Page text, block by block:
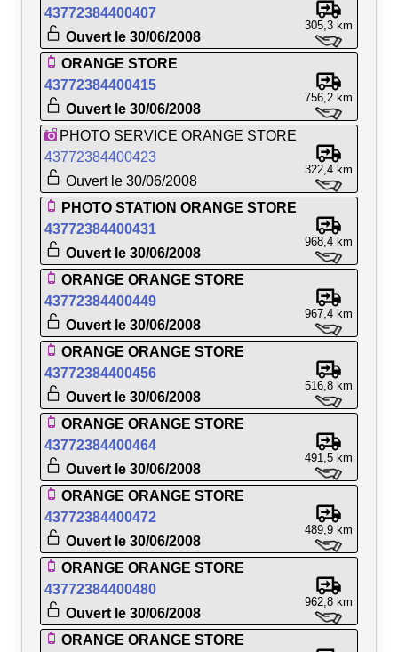
43772384400407
Ouvert le 30/06/2008
305,3 km
ORANGE STORE
43772384400415
Ouvert le 30/06/2008
756,2 km
PHOTO SERVICE ORANGE STORE
43772384400423
Ouvert le 30/06/2008
322,4 km
PHOTO STATION ORANGE STORE
43772384400431
Ouvert le 30/06/2008
968,4 km
ORANGE ORANGE STORE
43772384400449
Ouvert le 30/06/2008
967,4 km
ORANGE ORANGE STORE
43772384400456
Ouvert le 30/06/2008
516,8 km
ORANGE ORANGE STORE
43772384400464
Ouvert le 30/06/2008
491,5 km
ORANGE ORANGE STORE
43772384400472
Ouvert le 30/06/2008
489,9 km
ORANGE ORANGE STORE
43772384400480
Ouvert le 30/06/2008
962,8 km
ORANGE ORANGE STORE